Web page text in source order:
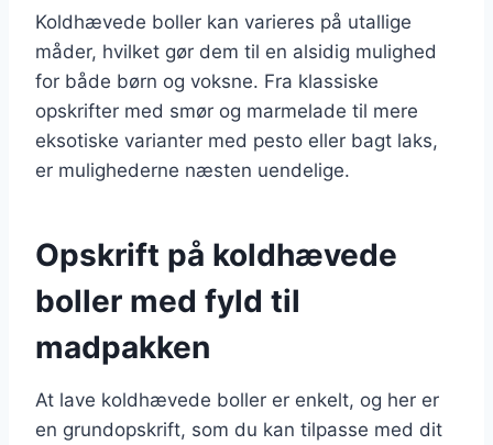
Koldhævede boller kan varieres på utallige
måder, hvilket gør dem til en alsidig mulighed
for både børn og voksne. Fra klassiske
opskrifter med smør og marmelade til mere
eksotiske varianter med pesto eller bagt laks,
er mulighederne næsten uendelige.
Opskrift på koldhævede
boller med fyld til
madpakken
At lave koldhævede boller er enkelt, og her er
en grundopskrift, som du kan tilpasse med dit